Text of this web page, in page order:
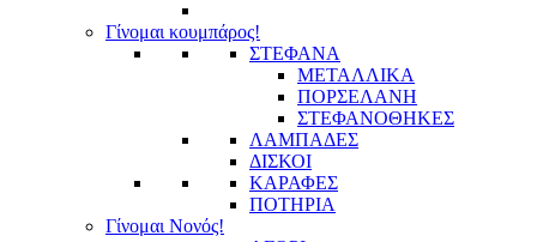
Γίνομαι κουμπάρος!
ΣΤΕΦΑΝΑ
ΜΕΤΑΛΛΙΚΑ
ΠΟΡΣΕΛΑΝΗ
ΣΤΕΦΑΝΟΘΗΚΕΣ
ΛΑΜΠΑΔΕΣ
ΔΙΣΚΟΙ
ΚΑΡΑΦΕΣ
ΠΟΤΗΡΙΑ
Γίνομαι Νονός!